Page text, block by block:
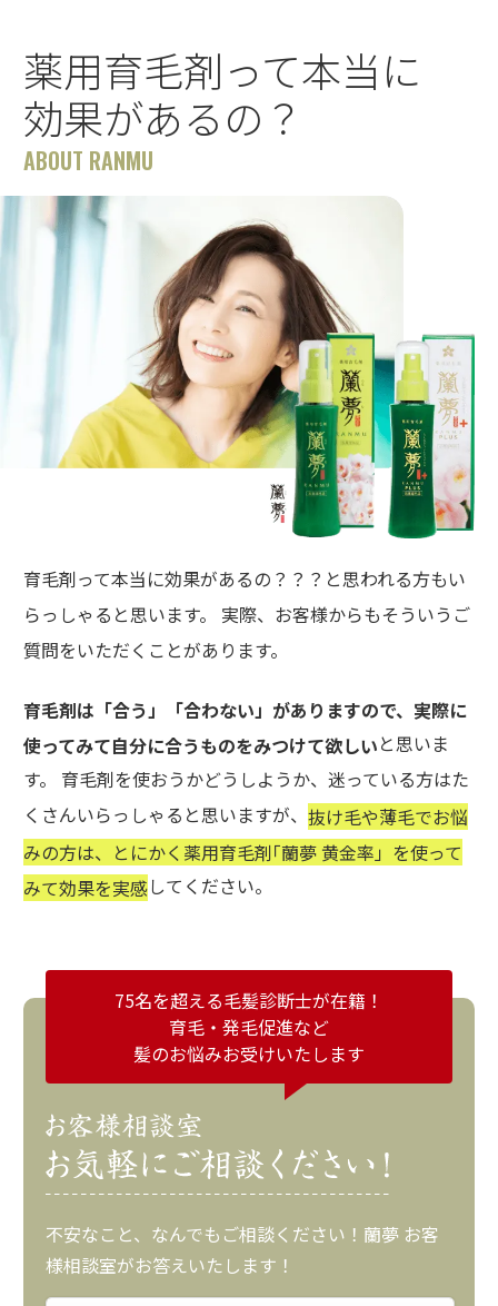
薬用育毛剤って本当に
効果があるの？
ABOUT RANMU
育毛剤って本当に効果があるの？？？と思われる方もい
らっしゃると思います。 実際、お客様からもそういうご
質問をいただくことがあります。
育毛剤は「合う」「合わない」がありますので、実際に
使ってみて自分に合うものをみつけて欲しいと思いま
す。 育毛剤を使おうかどうしようか、迷っている方はた
くさんいらっしゃると思いますが、 抜け毛や薄毛でお悩
みの方は、とにかく薬用育毛剤｢蘭夢 黄金率」を使って
みて効果を実感してください。
75名を超える毛髪診断士が在籍！
育毛・発毛促進など
髪のお悩みお受けいたします
不安なこと、なんでもご相談ください！蘭夢 お客
様相談室がお答えいたします！